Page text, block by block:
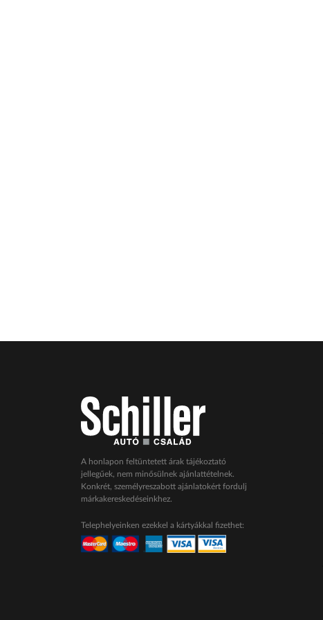
A honlapon feltüntetett árak tájékoztató
jellegűek, nem minősülnek ajánlattételnek.
Konkrét, személyreszabott ajánlatokért fordulj
márkakereskedéseinkhez.
Telephelyeinken ezekkel a kártyákkal fizethet: